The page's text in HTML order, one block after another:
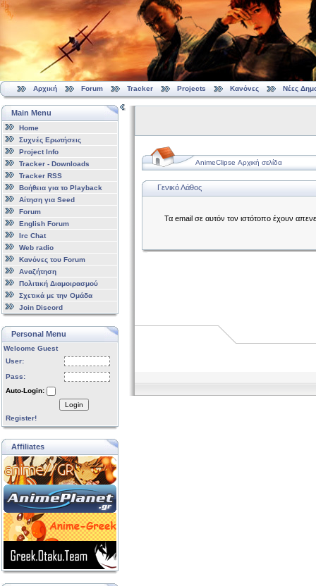
Αρχική Forum Tracker Projects Κανόνες Νέες
Main Menu
Home
Συχνές Ερωτήσεις
Project Info
Tracker - Downloads
Tracker RSS
Βοήθεια για το Playback
Αίτηση για Seed
Forum
English Forum
Irc Chat
Web radio
Κανόνες του Forum
Αναζήτηση
Πολιτική Διαμοιρασμού
Σχετικά με την Ομάδα
Join Discord
Personal Menu
Welcome Guest
User:
Pass:
Auto-Login:
Login
Register!
Affiliates
AnimeClipse Αρχική σελίδα
Γενικό Λάθος
Τα email σε αυτόν τον ιστότοπο έχουν